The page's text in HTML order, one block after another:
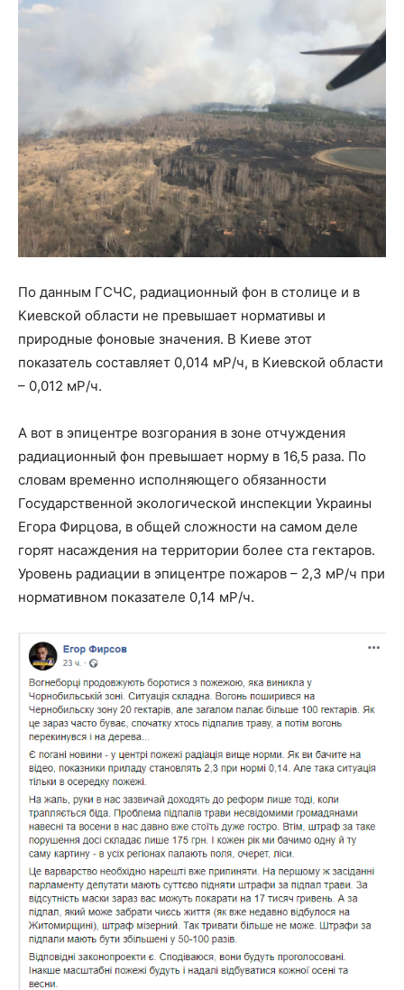
По данным ГСЧС, радиационный фон в столице и в
Киевской области не превышает нормативы и
природные фоновые значения. В Киеве этот
показатель составляет 0,014 мР/ч, в Киевской области
– 0,012 мР/ч.
А вот в эпицентре возгорания в зоне отчуждения
радиационный фон превышает норму в 16,5 раза. По
словам временно исполняющего обязанности
Государственной экологической инспекции Украины
Егора Фирцова, в общей сложности на самом деле
горят насаждения на территории более ста гектаров.
Уровень радиации в эпицентре пожаров – 2,3 мР/ч при
нормативном показателе 0,14 мР/ч.